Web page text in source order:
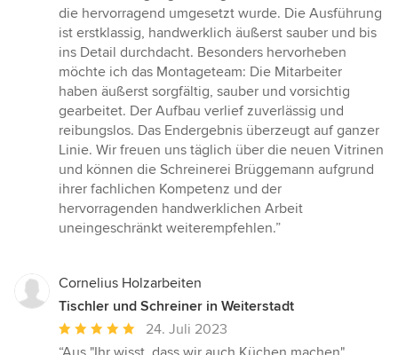
Sternen
die hervorragend umgesetzt wurde. Die Ausführung
ist erstklassig, handwerklich äußerst sauber und bis
ins Detail durchdacht. Besonders hervorheben
möchte ich das Montageteam: Die Mitarbeiter
haben äußerst sorgfältig, sauber und vorsichtig
gearbeitet. Der Aufbau verlief zuverlässig und
reibungslos. Das Endergebnis überzeugt auf ganzer
Linie. Wir freuen uns täglich über die neuen Vitrinen
und können die Schreinerei Brüggemann aufgrund
ihrer fachlichen Kompetenz und der
hervorragenden handwerklichen Arbeit
uneingeschränkt weiterempfehlen.”
Cornelius Holzarbeiten
Tischler und Schreiner in Weiterstadt
Durchschnittliche
Bewertung:
24. Juli 2023